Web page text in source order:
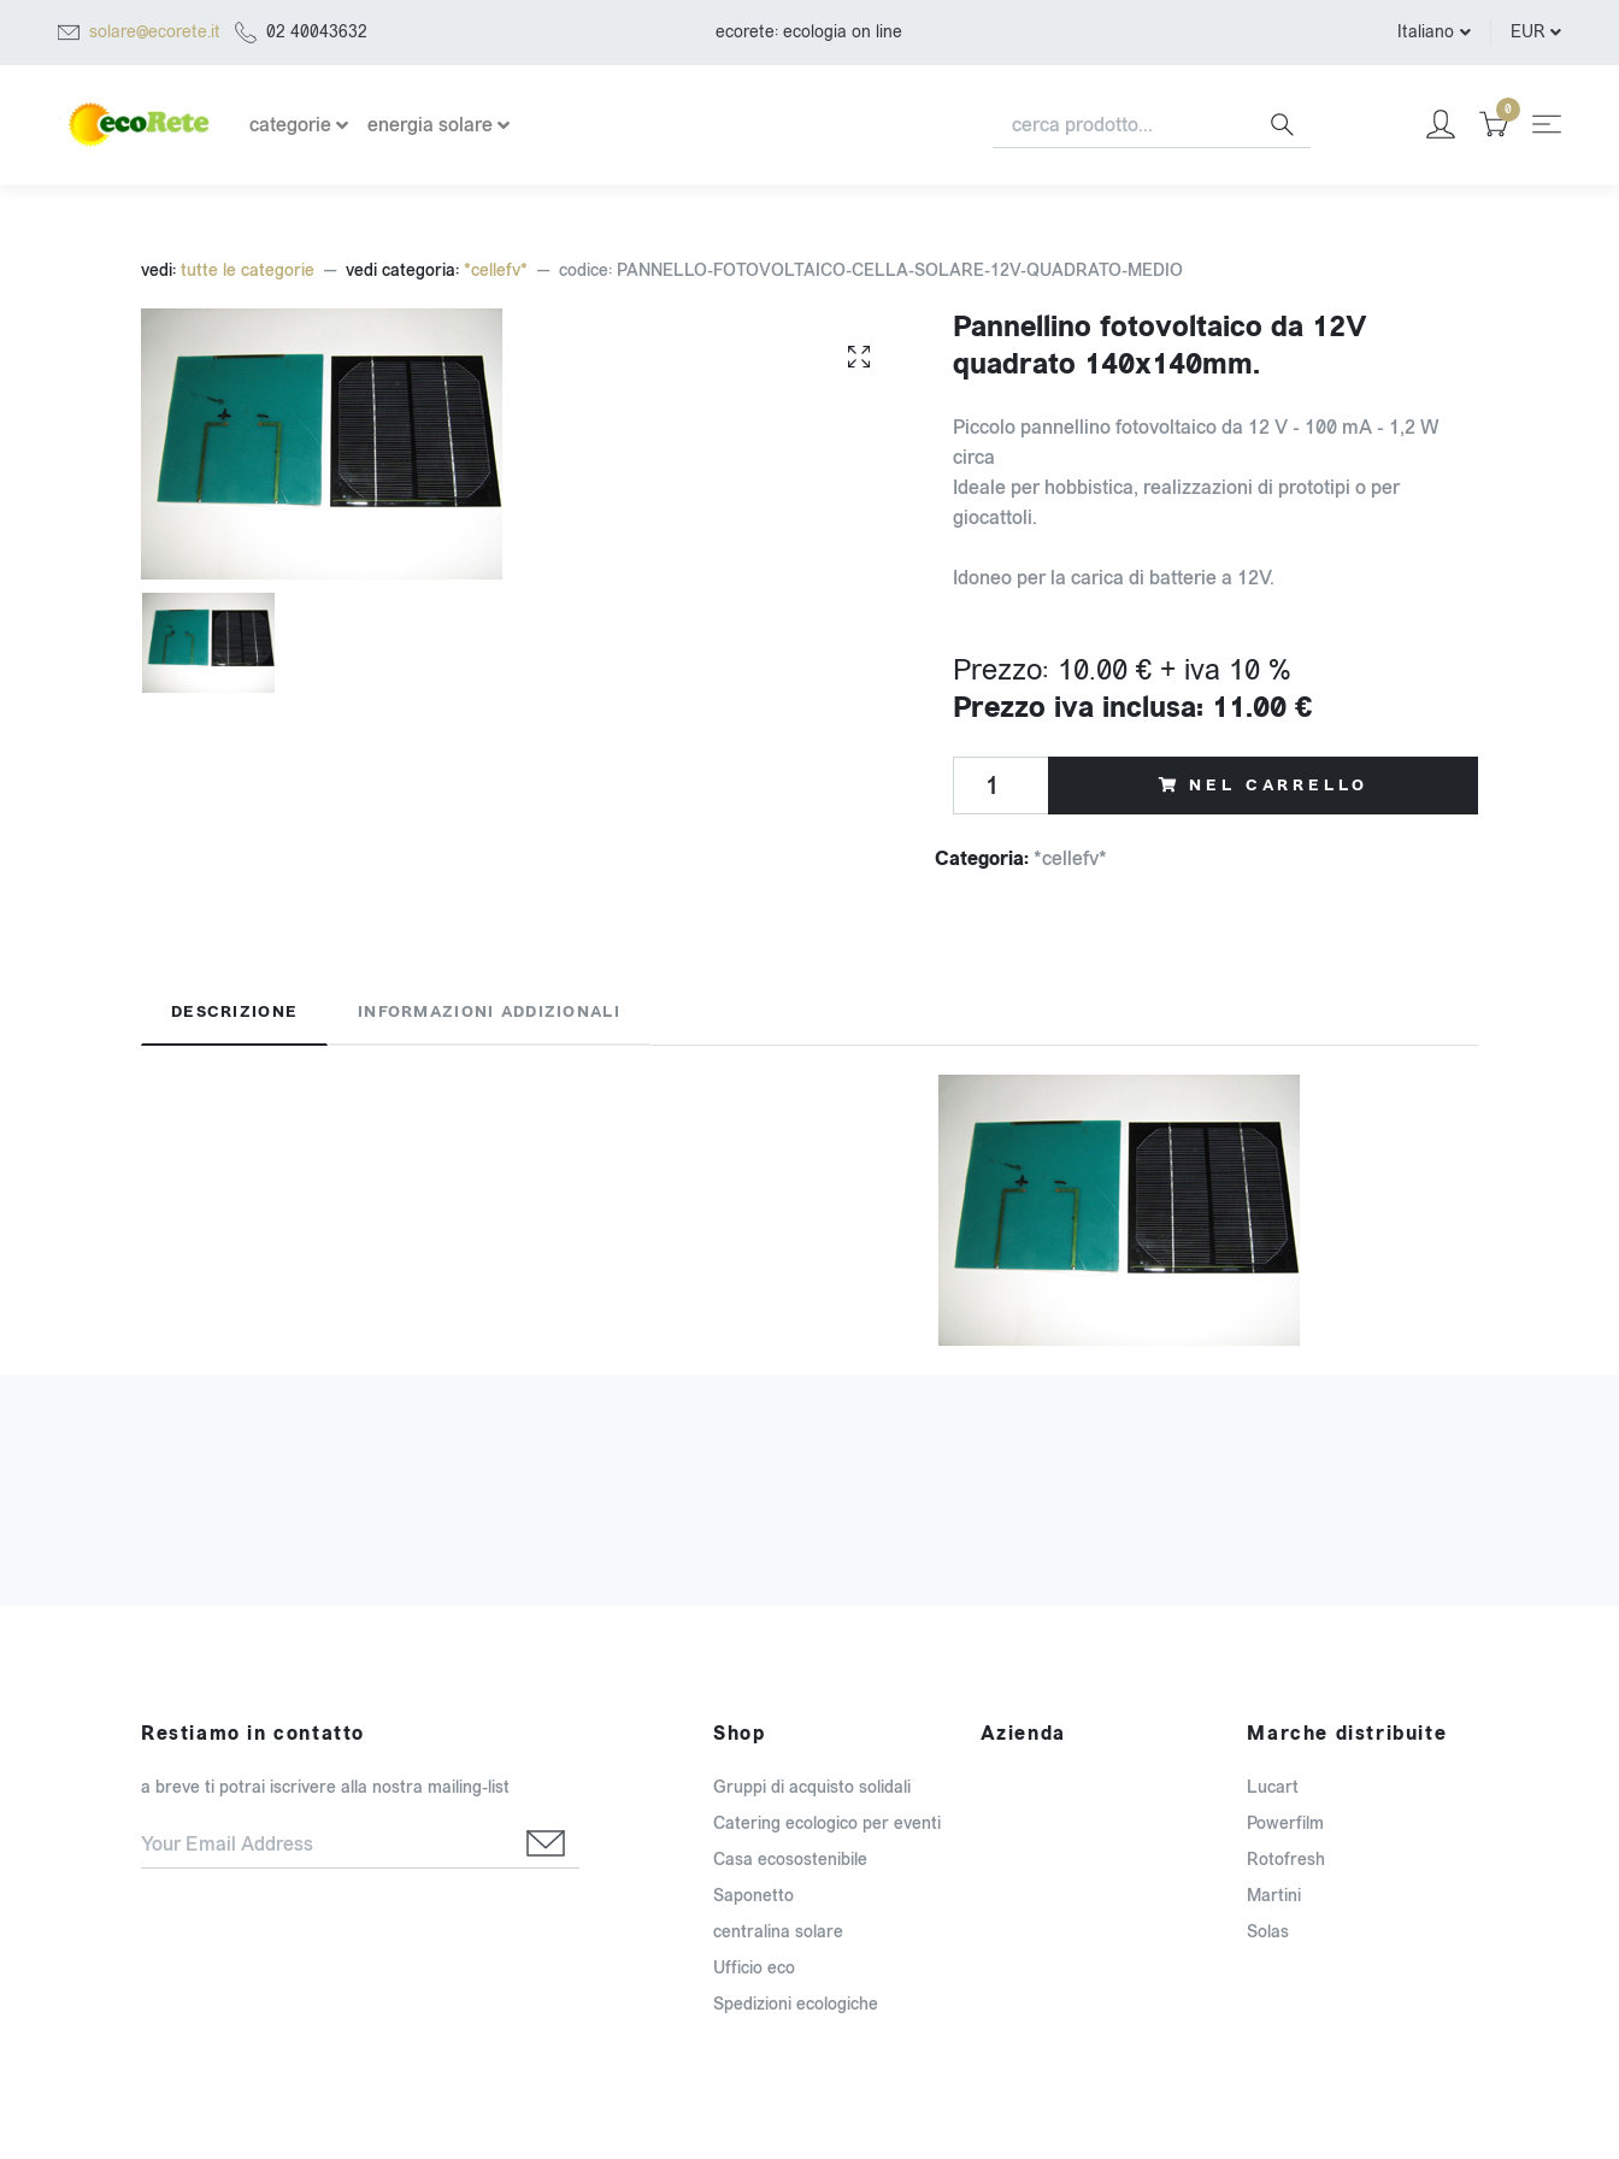
solare@ecorete.it 02 40043632 ecorete: ecologia on line Italiano EUR
categorie energia solare
0
vedi: tutte le categorie vedi categoria: *cellefv* codice: PANNELLO-FOTOVOLTAICO-CELLA-SOLARE-12V-QUADRATO-MEDIO
Pannellino fotovoltaico da 12V
quadrato 140x140mm.
Piccolo pannellino fotovoltaico da 12 V - 100 mA - 1,2 W
circa
Ideale per hobbistica, realizzazioni di prototipi o per
giocattoli.
Idoneo per la carica di batterie a 12V.
Prezzo: 10.00 € + iva 10 %
Prezzo iva inclusa: 11.00 €
NEL CARRELLO
Categoria: *cellefv*
DESCRIZIONE INFORMAZIONI ADDIZIONALI
Restiamo in contatto
a breve ti potrai iscrivere alla nostra mailing-list
Shop
Gruppi di acquisto solidali
Catering ecologico per eventi
Casa ecosostenibile
Saponetto
centralina solare
Ufficio eco
Spedizioni ecologiche
Azienda Marche distribuite
Lucart
Powerfilm
Rotofresh
Martini
Solas